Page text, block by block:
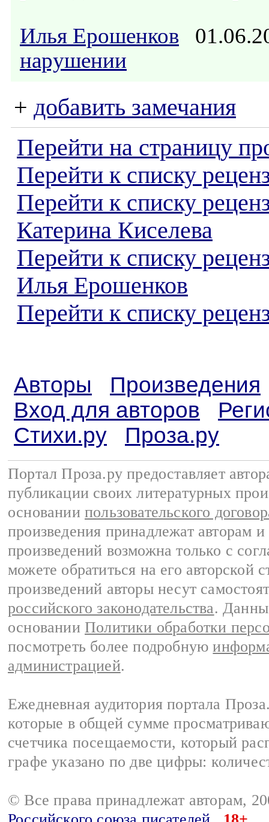
Илья Ерошенков
нарушении
+ добавить замечания
Перейти на страницу
Перейти к списку
Перейти к списку
Катерина Киселева
Перейти к списку
Илья Ерошенков
Перейти к списку
Авторы
Произведения
Вход для авторов
Стихи.ру
Проза.ру
Портал Проза.ру предоставляет
публикации своих литературных
основании пользовательского
произведения принадлежат авторам
произведений возможна только с
можете обратиться на его авторской
произведений авторы несут
российского законодательства.
основании Политики обработки
посмотреть более подробную
администрацией.
Ежедневная аудитория портала
которые в общей сумме
счетчика посещаемости, который
графе указано по две цифры:
© Все права принадлежат авторам,